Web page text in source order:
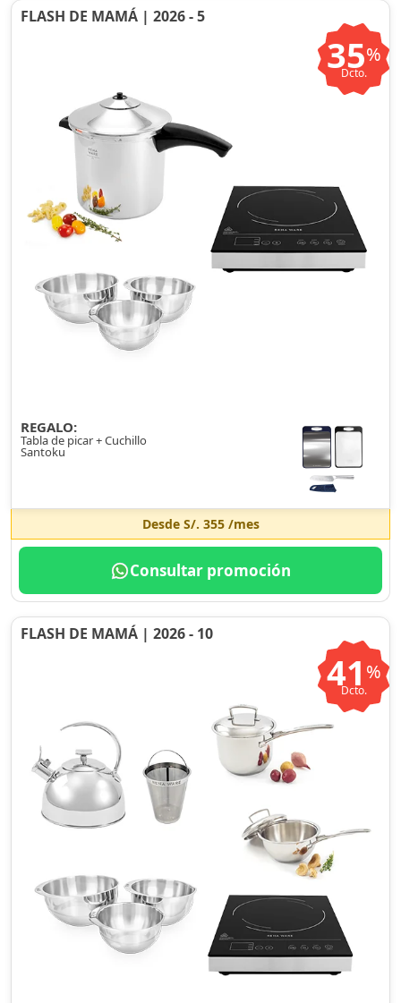
FLASH DE MAMÁ | 2026 - 5
35%
Dcto.
REGALO:
Tabla de picar + Cuchillo
Santoku
Desde S/. 355/mes
Consultar promoción
FLASH DE MAMÁ | 2026 - 10
41 %
Dcto.